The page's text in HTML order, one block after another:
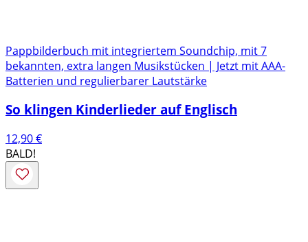
Pappbilderbuch mit integriertem Soundchip, mit 7
bekannten, extra langen Musikstücken | Jetzt mit AAA-
Batterien und regulierbarer Lautstärke
So klingen Kinderlieder auf Englisch
12,90€
BALD!